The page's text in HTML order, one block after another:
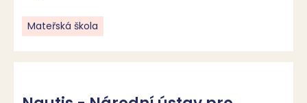
Mateřská škola